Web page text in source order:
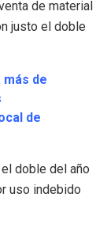
de material
justo el doble
de
de
doble del año
uso indebido